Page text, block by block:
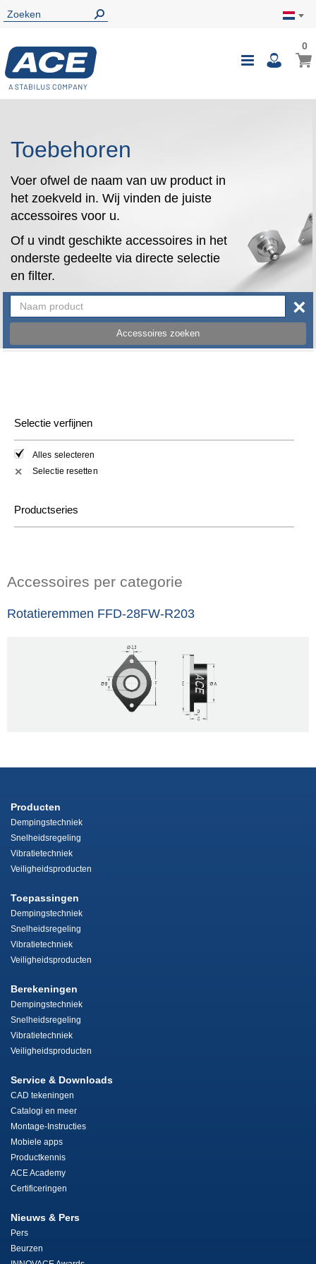
Toggle
00
Toebehoren
Voer ofwel de naam van uw product in
het zoekveld in. Wij vinden de juiste
accessoires voor u.
Of u vindt geschikte accessoires in het
onderste gedeelte via directe selectie
en filter.
Accessoires zoeken
×
Selectie verfijnen
Alles selecteren
✕ Selectie resetten
Productseries
Accessoires per categorie
Rotatieremmen FFD-28FW-R203
Producten
Dempingstechniek
Snelheidsregeling
Vibratietechniek
Veiligheidsproducten
Toepassingen
Dempingstechniek
Snelheidsregeling
Vibratietechniek
Veiligheidsproducten
Berekeningen
Dempingstechniek
Snelheidsregeling
Vibratietechniek
Veiligheidsproducten
Service & Downloads
CAD tekeningen
Catalogi en meer
Montage-Instructies
Mobiele apps
Productkennis
ACE Academy
Certificeringen
Nieuws & Pers
Pers
Beurzen